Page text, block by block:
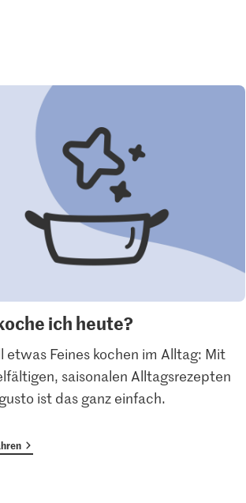
ich heute?
etwas Feines kochen im Alltag: Mit
saisonalen Alltagsrezepten
ist das ganz einfach.